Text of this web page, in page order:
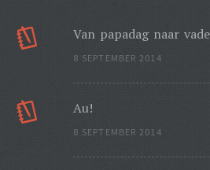
Van papadag naar
8 SEPTEMBER 2014
Au!
8 SEPTEMBER 2014